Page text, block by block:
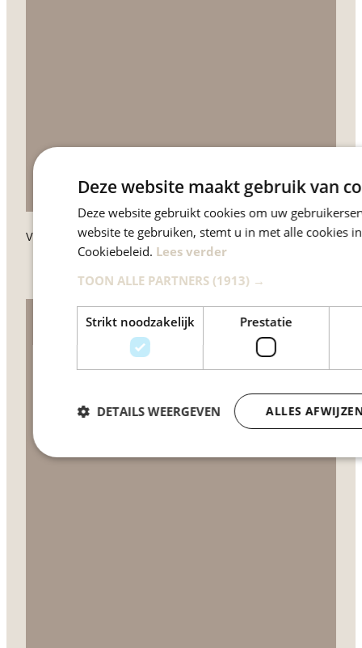
VALKENBURG WOMEN
Deze website maakt gebruik van
Deze website gebruikt cookies om uw
website te gebruiken, stemt u in met alle cookies
Cookiebeleid. Lees verder
TOON ALLE PARTNERS (1913) →
Strikt noodzakelijk Prestatie
ALLES
DETAILS WEERGEVEN